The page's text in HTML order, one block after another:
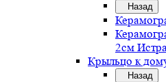
Назад
2см
Крыльцо к
Назад